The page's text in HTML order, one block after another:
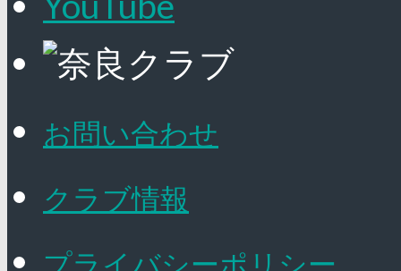
お問い合わせ
クラブ情報
プライバシーポリシー